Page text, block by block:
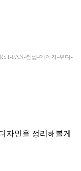
FAN-컨셉-데이지-우디-
자인을 정리해볼게